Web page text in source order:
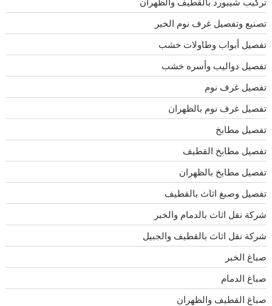
تصنيع وتفصيل غرف نوم الخبر
تفصيل أبواب وطاولات خشب
تفصيل دواليب وأسره خشب
تفصيل غرف نوم
تفصيل غرف نوم بالظهران
تفصيل مطابخ
تفصيل مطابخ القطيف
تفصيل مطابخ بالظهران
تفصيل وصبغ اثاث بالقطيف
شركة نقل اثاث بالدمام والخبر
شركة نقل اثاث بالقطيف والجبيل
صباغ الخبر
صباغ الدمام
صباغ القطيف والظهران